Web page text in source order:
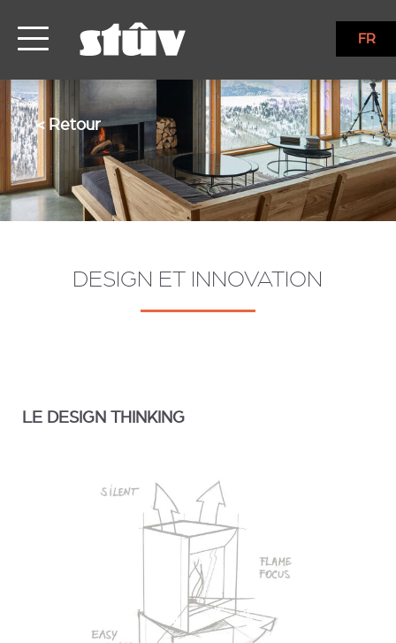
FR
< Retour
DESIGN ET INNOVATION
LE DESIGN THINKING